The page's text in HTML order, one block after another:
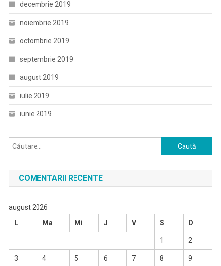
decembrie 2019
noiembrie 2019
octombrie 2019
septembrie 2019
august 2019
iulie 2019
iunie 2019
Caută
după:
COMENTARII RECENTE
august 2026
L
Ma Mi J V S D
1 2
3 4 5 6 7 8 9